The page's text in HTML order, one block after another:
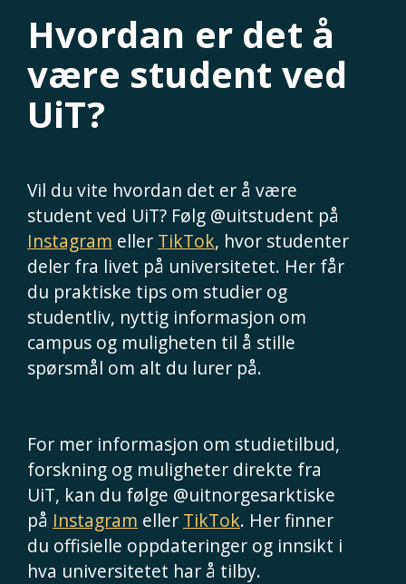
Hvordan er det å
være student ved
UiT?
Vil du vite hvordan det er å være
student ved UiT? Følg @uitstudent på
Instagram eller TikTok, hvor studenter
deler fra livet på universitetet. Her får
du praktiske tips om studier og
studentliv, nyttig informasjon om
campus og muligheten til å stille
spørsmål om alt du lurer på.
For mer informasjon om studietilbud,
forskning og muligheter direkte fra
UiT, kan du følge @uitnorgesarktiske
på Instagram eller TikTok. Her finner
du offisielle oppdateringer og innsikt i
hva universitetet har å tilby.